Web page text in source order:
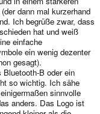
dann mal kurzerhand
Ich begrüße zwar, dass
hat und weiß
einfache
ein wenig dezenter
gesagt).
B oder ein
so wichtig. Ich sähe
sinnvolle
anders. Das Logo ist